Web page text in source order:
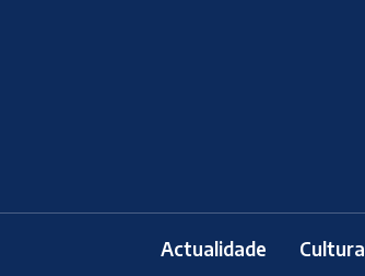
Actualidade Cultura